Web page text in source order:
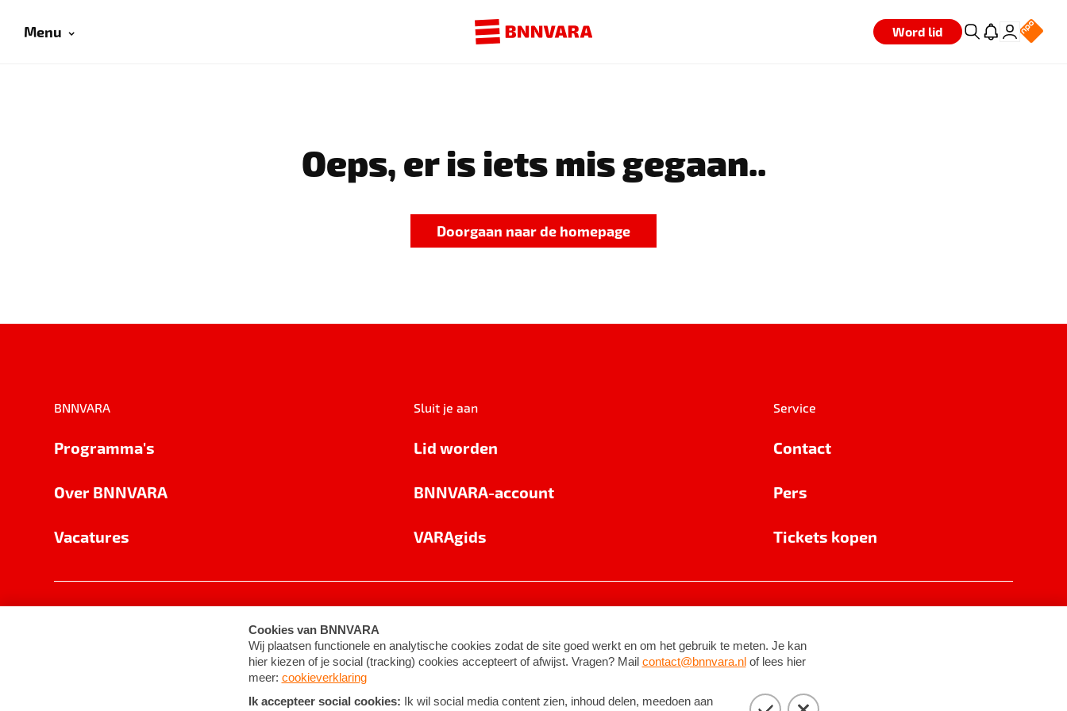
Menu Word lid
Oeps, er is iets mis gegaan..
Doorgaan naar de homepage
BNNVARA
Programma's
Over BNNVARA
Vacatures
Sluit je aan
Lid worden
BNNVARA-account
VARAgids
Service
Contact
Pers
Tickets kopen
Cookie-instellingen Algemene voorwaarden ©2026BNNVARA